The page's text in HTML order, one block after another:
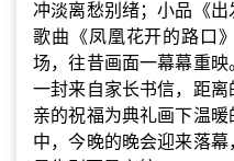
冲淡离愁别绪；小品《出
歌曲《凤凰花开的路口
场，往昔画面一幕幕重
一封来自家长书信，距
亲的祝福为典礼画下温暖
中，今晚的晚会迎来落